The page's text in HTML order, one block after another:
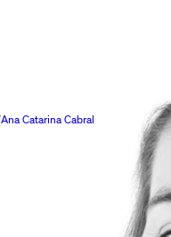
Ana Catarina Cabral